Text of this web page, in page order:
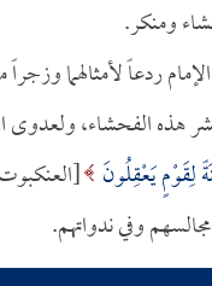
ومنكر.
ردعاً لأمثالهما
هذه الفحشاء، ولعدوى
لِقَوْمٍ يَعْقِلُونَ
وفي ندواتهم.